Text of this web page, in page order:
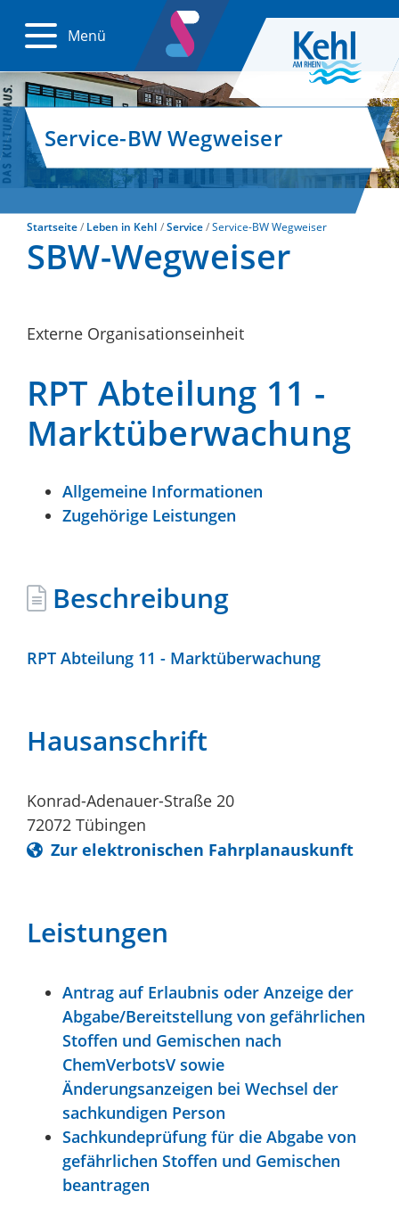
Menü
Service-BW Wegweiser
Startseite Leben in Kehl Service Service-BW Wegweiser
SBW-Wegweiser
Externe Organisationseinheit
RPT Abteilung 11 -
Marktüberwachung
Allgemeine Informationen
Zugehörige Leistungen
Beschreibung
RPT Abteilung 11 - Marktüberwachung
Hausanschrift
Konrad-Adenauer-Straße 20
72072 Tübingen
Zur elektronischen Fahrplanauskunft
Leistungen
Antrag auf Erlaubnis oder Anzeige der
Abgabe/Bereitstellung von gefährlichen
Stoffen und Gemischen nach
ChemVerbotsV sowie
Änderungsanzeigen bei Wechsel der
sachkundigen Person
Sachkundeprüfung für die Abgabe von
gefährlichen Stoffen und Gemischen
beantragen